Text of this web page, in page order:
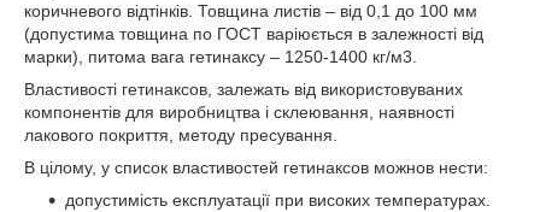
коричневого відтінків. Товщина листів – від 0,1 до 100 мм
(допустима товщина по ГОСТ варіюється в залежності від
марки), питома вага гетинаксу – 1250-1400 кг/м3.
Властивості гетинаксов, залежать від використовуваних
компонентів для виробництва і склеювання, наявності
лакового покриття, методу пресування.
В цілому, у список властивостей гетинаксов можнов нести:
допустимість експлуатації при високих температурах.